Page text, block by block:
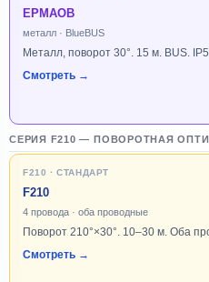
EPMAOB
металл · BlueBUS
Металл, поворот 30°. 15 м. BUS.
Смотреть →
СЕРИЯ F210 — ПОВОРОТНАЯ
F210 · СТАНДАРТ
F210
4 провода · оба проводные
Поворот 210°×30°. 10–30 м. Оба
Смотреть →